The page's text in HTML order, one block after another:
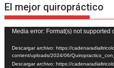
El mejor quiropráctico
Reproductor
de
vídeo
Media error: Format(s) not supported
Descargar archivo: https://
content/uploads/2024/06/
Descargar archivo: https://